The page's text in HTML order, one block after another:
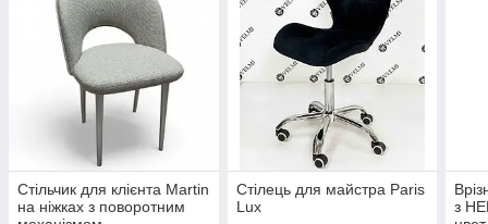
Стільчик для клієнта Martin
на ніжках з поворотним
Стілець для майстра Paris
Lux
з